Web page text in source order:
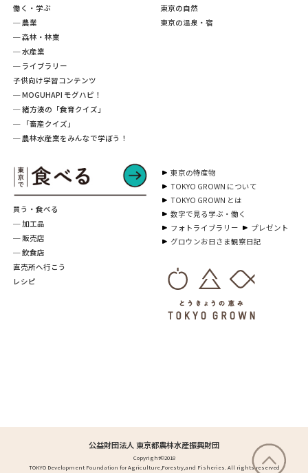
働く・学ぶ
─ 農業
─ 森林・林業
─ 水産業
─ ライブラリー
子供向け学習コンテンツ
─ MOGUHAPI モグハピ！
─ 緒方湊の「食育クイズ」
─ 「畜産クイズ」
─ 農林水産業をみんなで学ぼう！
買う・食べる
─ 加工品
─ 販売店
─ 飲食店
直売所へ行こう
レシピ
東京の自然
東京の温泉・宿
東京の特産物
TOKYO GROWN について
TOKYO GROWN とは
数字で見る学ぶ・働く
フォトライブラリー
プレゼント
グロウンお日さま観察日記
公益財団法人 東京都農林水産振興財団
Copyright©2018
TOKYO Development Foundation for Agriculture,Forestry,and Fisheries. All rights reserved